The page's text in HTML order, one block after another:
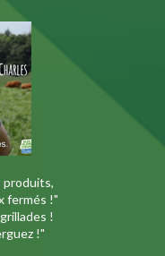
produits,
fermés !"
!
!"